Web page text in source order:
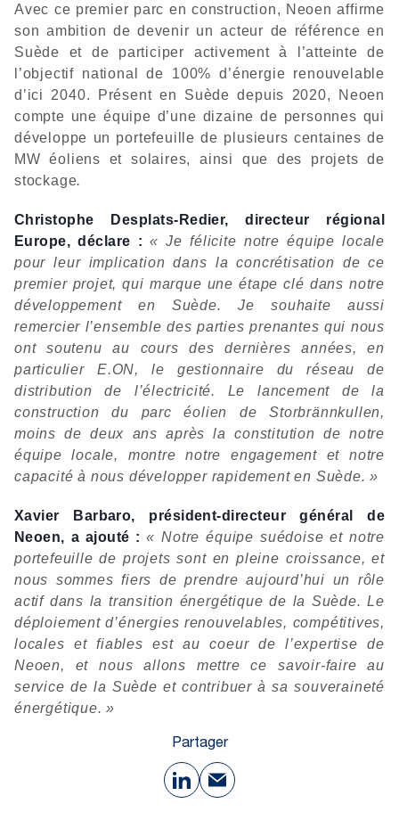
Avec ce premier parc en construction, Neoen affirme
son ambition de devenir un acteur de référence en
Suède et de participer activement à l’atteinte de
l’objectif national de 100% d’énergie renouvelable
d’ici 2040. Présent en Suède depuis 2020, Neoen
compte une équipe d’une dizaine de personnes qui
développe un portefeuille de plusieurs centaines de
MW éoliens et solaires, ainsi que des projets de
stockage.
Christophe Desplats-Redier, directeur régional
Europe, déclare :« Je félicite notre équipe locale
pour leur implication dans la concrétisation de ce
premier projet, qui marque une étape clé dans notre
développement en Suède. Je souhaite aussi
remercier l’ensemble des parties prenantes qui nous
ont soutenu au cours des dernières années, en
particulier E.ON, le gestionnaire du réseau de
distribution de l’électricité. Le lancement de la
construction du parc éolien de Storbrännkullen,
moins de deux ans après la constitution de notre
équipe locale, montre notre engagement et notre
capacité à nous développer rapidement en Suède. »
Xavier Barbaro, président-directeur général de
Neoen, a ajouté :« Notre équipe suédoise et notre
portefeuille de projets sont en pleine croissance, et
nous sommes fiers de prendre aujourd’hui un rôle
actif dans la transition énergétique de la Suède. Le
déploiement d’énergies renouvelables, compétitives,
locales et fiables est au coeur de l’expertise de
Neoen, et nous allons mettre ce savoir-faire au
service de la Suède et contribuer à sa souveraineté
énergétique. »
Partager